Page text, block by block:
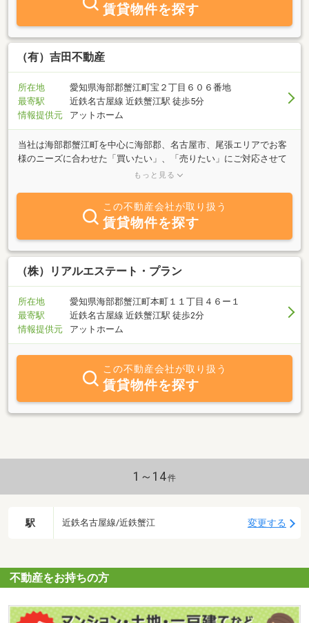
賃貸物件を探す
（有）吉田不動産
所在地
愛知県海部郡蟹江町宝２丁目６０６番地
最寄駅
近鉄名古屋線 近鉄蟹江駅 徒歩5分
情報提供元
アットホーム
当社は海部郡蟹江町を中心に海部郡、名古屋市、尾張エリアでお客
様のニーズに合わせた「買いたい」、「売りたい」にご対応させて
いただいております。地域の人々との信頼関係を第一に考え、お客
る街の不動産屋として不動産業を営んでおります。不動産の売買・
賃貸・管理はもちろん、住宅建築、リノベーション、保険と「住」
に関するさまざまなことをご対応させていただいております。また
資産活用及び相続に関する不動産のご相談もうけたまわっておりま
す。不動産のことならお気軽に何でもご相談ください。
もっと見る
この不動産会社が取り扱う
賃貸物件を探す
（株）リアルエステート・プラン
所在地
愛知県海部郡蟹江町本町１１丁目４６ー１
最寄駅
近鉄名古屋線 近鉄蟹江駅 徒歩2分
情報提供元
アットホーム
この不動産会社が取り扱う
賃貸物件を探す
1～14件
駅 近鉄名古屋線/近鉄蟹江 変更する
不動産をお持ちの方